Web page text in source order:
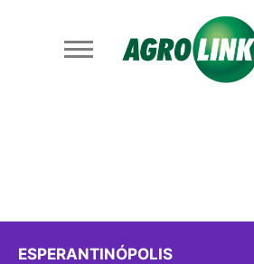
ESPERANTINÓPOLIS